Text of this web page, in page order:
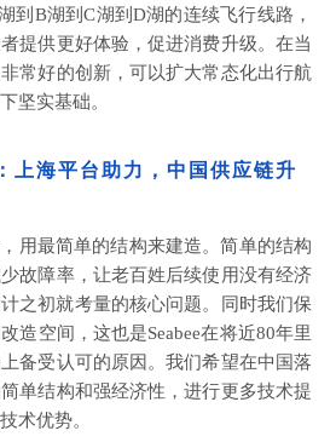
到B湖到C湖到D湖的连续飞行线路，
提供更好体验，促进消费升级。在当
常好的创新，可以扩大常态化出行航
坚实基础。
上海平台助力，中国供应链升
，用最简单的结构来建造。简单的结构
故障率，让老百姓后续使用没有经济
之初就考量的核心问题。同时我们保
造空间，这也是Seabee在将近80年里
备受认可的原因。我们希望在中国落
单结构和强经济性，进行更多技术提
术优势。